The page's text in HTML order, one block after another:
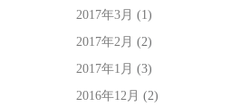
2017年3月 (1)
2017年2月 (2)
2017年1月 (3)
2016年12月 (2)